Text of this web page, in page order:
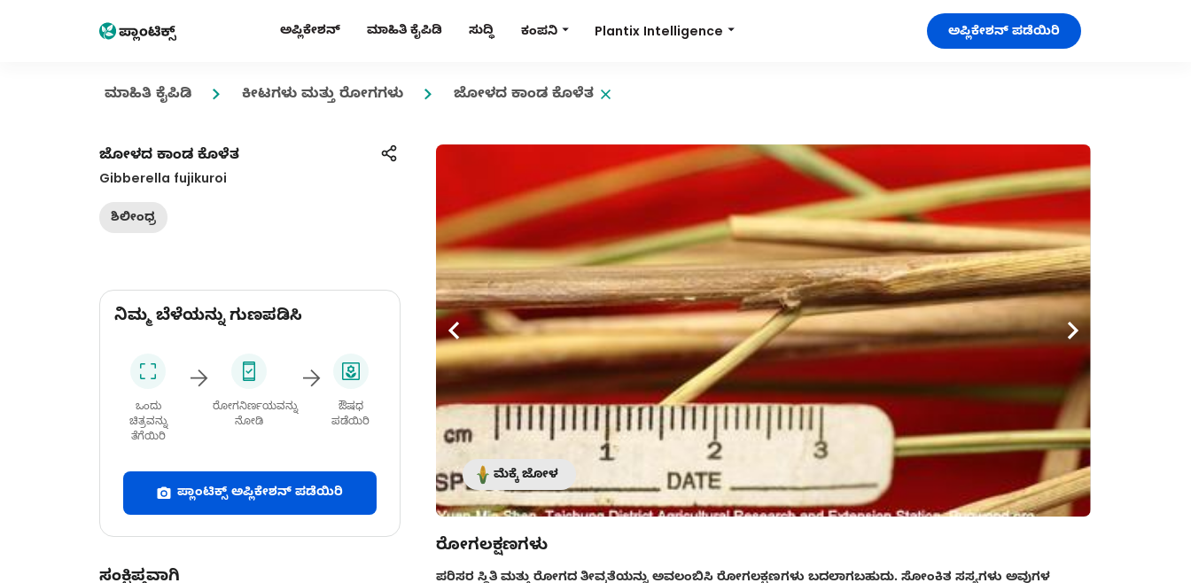
ಅಪ್ಲಿಕೇಶನ್ ಮಾಹಿತಿ ಕೈಪಿಡಿ ಸುದ್ಧಿ ಕಂಪನಿ Plantix Intelligence ಅಪ್ಲಿಕೇಶನ್ ಪಡೆಯಿರಿ
ಮಾಹಿತಿ ಕೈಪಿಡಿ ಕೀಟಗಳು ಮತ್ತು ರೋಗಗಳು ಜೋಳದ ಕಾಂಡ ಕೊಳೆತ
ಜೋಳದ ಕಾಂಡ ಕೊಳೆತ
Gibberella fujikuroi
ಶಿಲೀಂಧ್ರ
ನಿಮ್ಮ ಬೆಳೆಯನ್ನು ಗುಣಪಡಿಸಿ
ಒಂದು
ಚಿತ್ರವನ್ನು
ತೆಗೆಯಿರಿ
ರೋಗನಿರ್ಣಯವನ್ನು
ನೋಡಿ
ಔಷಧ
ಪಡೆಯಿರಿ
ಪ್ಲಾಂಟಿಕ್ಸ್ ಅಪ್ಲಿಕೇಶನ್ ಪಡೆಯಿರಿ
ಸಂಕ್ಷಿಪ್ತವಾಗಿ
ಮೆಕ್ಕೆ ಜೋಳ
ರೋಗಲಕ್ಷಣಗಳು
ಪರಿಸರ ಸ್ಥಿತಿ ಮತ್ತು ರೋಗದ ತೀವ್ರತೆಯನ್ನು ಅವಲಂಬಿಸಿ ರೋಗಲಕ್ಷಣಗಳು ಬದಲಾಗಬಹುದು. ಸೋಂಕಿತ ಸಸ್ಯಗಳು ಅವುಗಳ